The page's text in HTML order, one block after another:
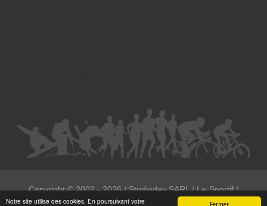
Fermer
Notre site utilise des cookies. En poursuivant votre
Copyright ©2002 - 2026/ Studiodev SARL / Le-Sportif /
Registration4all